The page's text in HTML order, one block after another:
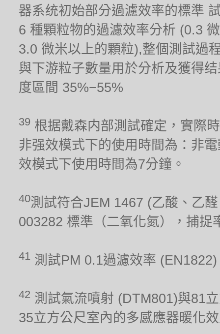
器系统初始部分過濾效率的標準
6 種顆粒物的過濾效率分析 (0.3
3.0 微米以上的顆粒),整個測試過
與下游粒子數量用於分析及獲得
度區間 35%−55%
39 根据戴森内部測試確定，實際
非强效模式下的使用時間為：非
效模式下使用時間為7分鐘。
40測試符合JEM 1467 (乙酸、乙
003282 標準（二氧化氮），捕捉
41 測試PM 0.1過濾效率 (EN1822)
42 測試氣流噴射 (DTM801)與81
35立方公尺室內的多感應器暖化